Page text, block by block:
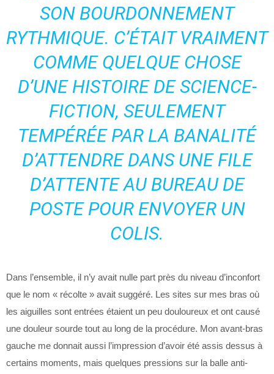
SON BOURDONNEMENT
RYTHMIQUE. C’ÉTAIT VRAIMENT
COMME QUELQUE CHOSE
D’UNE HISTOIRE DE SCIENCE-
FICTION, SEULEMENT
TEMPÉRÉE PAR LA BANALITÉ
D’ATTENDRE DANS UNE FILE
D’ATTENTE AU BUREAU DE
POSTE POUR ENVOYER UN
COLIS.
Dans l’ensemble, il n’y avait nulle part près du niveau d’inconfort
que le nom « récolte » avait suggéré. Les sites sur mes bras où
les aiguilles sont entrées étaient un peu douloureux et ont causé
une douleur sourde tout au long de la procédure. Mon avant-bras
gauche me donnait aussi l’impression d’avoir été assis dessus à
certains moments, mais quelques pressions sur la balle anti-